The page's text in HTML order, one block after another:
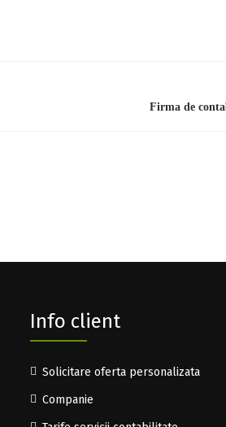
Firma de
Info client
Solicitare oferta personalizata
Companie